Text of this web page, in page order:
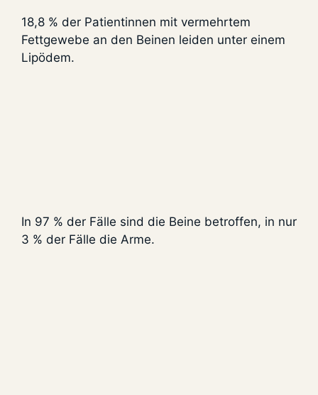
18,8 % der Patientinnen mit vermehrtem
Fettgewebe an den Beinen leiden unter einem
Lipödem.
In 97 % der Fälle sind die Beine betroffen, in nur
3 % der Fälle die Arme.